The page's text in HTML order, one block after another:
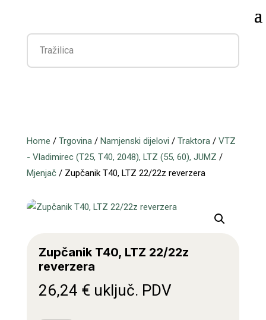
Home / Trgovina/ Namjenski dijelovi / Traktora/ VTZ
- Vladimirec (T25, T40, 2048), LTZ (55, 60), JUMZ /
Mjenjač/ Zupčanik T40, LTZ 22/22z reverzera
Zupčanik T40, LTZ 22/22z
reverzera
26,24 € uključ. PDV